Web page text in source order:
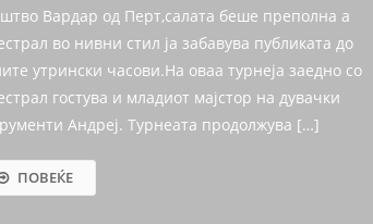
Вардар од Перт,салата беше преполна а
во нивни стил ја забавува публиката до
утрински часови.На оваа турнеја заедно со
гостува и младиот мајстор на дувачки
Андреј. Турнеата продолжува […]
ПОВЕЌЕ